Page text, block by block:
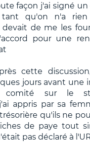
façon j'ai signé
qu'on n'a rien
de me les
pour une
cette
jours avant une
comité sur le
appris par sa
qu'ils ne
de paye tout
pas déclaré à